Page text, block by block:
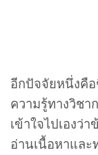
อีกปัจจัยหนึ่งคื
ความรู้ทางวิชา
เข้าใจไปเองว่
อ่านเนื้อหาและ